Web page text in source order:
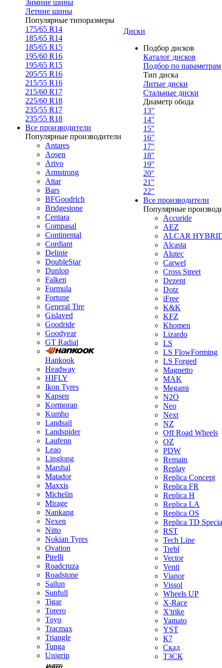
Зимние шины
Летние шины
Популярные типоразмеры
175/65 R14
185/65 R14
185/65 R15
195/60 R16
195/65 R15
205/55 R16
215/55 R16
215/60 R17
225/60 R18
235/55 R17
235/55 R18
Все производители
Популярные производители
Antares
Aosen
Arivo
Armstrong
Attar
Bars
BFGoodrich
Bridgestone
Centara
Compasal
Continental
Cordiant
Delinte
DoubleStar
Dunlop
Falken
Formula
Fortune
General Tire
Gislaved
Goodride
Goodyear
GT Radial
Hankook
Headway
HIFLY
Ikon Tyres
Kapsen
Kormoran
Kumho
Landsail
Landspider
Laufenn
Leao
Linglong
Marshal
Matador
Maxxis
Michelin
Mirage
Nankang
Nexen
Nitto
Nokian Tyres
Ovation
Pirelli
Roadcruza
Roadstone
Sailun
Sunfull
Tigar
Torero
Toyo
Tracmax
Triangle
Tunga
Unigrip
Диски
Подбор дисков
Каталог дисков
Подбор по параметрам
Тип диска
Литые диски
Стальные диски
Диаметр обода
13"
14"
15"
16"
17"
18"
19"
20"
21"
22"
Все производители
Популярные
Accuride
AEZ
ALCAR
Alcasta
Alutec
Carwel
Cross Street
Dezent
Dotz
iFree
K&K
KFZ
Khomen
Lizardo
LS
LS FlowForming
LS Forged
Magnetto
MAK
Megami
N2O
Neo
Next
NZ
Off Road Wheels
OZ
PDW
Remain
Replay
Replica Concept
Replica FR
Replica H
Replica LA
Replica OS
Replica TD
RST
Tech Line
Trebl
Vector
Venti
Vianor
Vissol
Wheels UP
X-Race
X'trike
Yamato
YST
К7
Скад
ТЗСК